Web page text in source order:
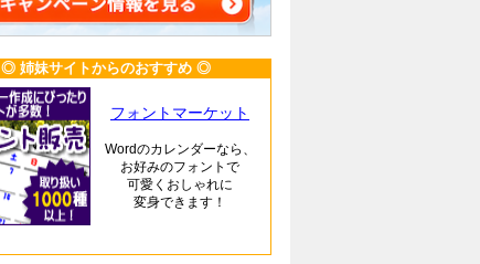
◎ 姉妹サイトからのおすすめ ◎
フォントマーケット
Wordのカレンダーなら、
お好みのフォントで
可愛くおしゃれに
変身できます！